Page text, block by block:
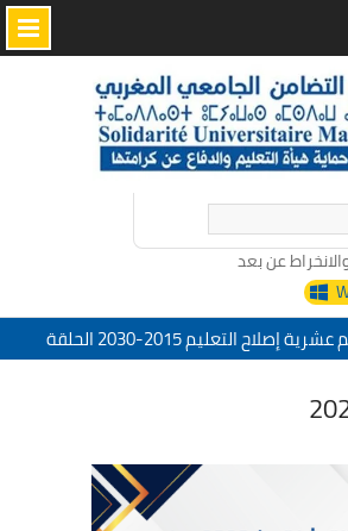
عن بعد
تقييم عشرية إصلاح التعليم 2015-2030 الحلقة
المدرسة المغربية بين جمال النصوص وقسوة
التضامن الجامعي المغربي تعزي في وفاة
الجابري مدير دار النشر المغربية
الرقمي للإدارة التربية خدمات منظمة
الجامعي المغربي”
شعار: المدرسة المغربية والمشروع المجتمعي